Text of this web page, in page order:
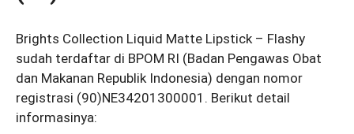
Brights Collection Liquid Matte Lipstick – Flashy
sudah terdaftar di BPOM RI (Badan Pengawas Obat
dan Makanan Republik Indonesia) dengan nomor
registrasi (90)NE34201300001. Berikut detail
informasinya: